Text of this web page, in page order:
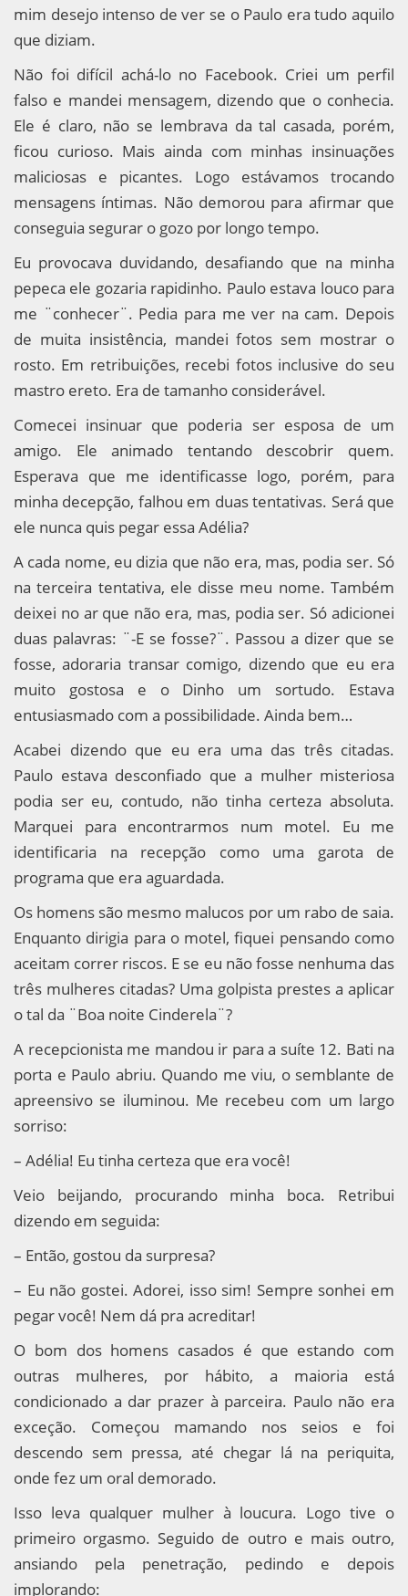
mim desejo intenso de ver se o Paulo era tudo aquilo
que diziam.
Não foi difícil achá-lo no Facebook. Criei um perfil
falso e mandei mensagem, dizendo que o conhecia.
Ele é claro, não se lembrava da tal casada, porém,
ficou curioso. Mais ainda com minhas insinuações
maliciosas e picantes. Logo estávamos trocando
mensagens íntimas. Não demorou para afirmar que
conseguia segurar o gozo por longo tempo.
Eu provocava duvidando, desafiando que na minha
pepeca ele gozaria rapidinho. Paulo estava louco para
me ¨conhecer¨. Pedia para me ver na cam. Depois
de muita insistência, mandei fotos sem mostrar o
rosto. Em retribuições, recebi fotos inclusive do seu
mastro ereto. Era de tamanho considerável.
Comecei insinuar que poderia ser esposa de um
amigo. Ele animado tentando descobrir quem.
Esperava que me identificasse logo, porém, para
minha decepção, falhou em duas tentativas. Será que
ele nunca quis pegar essa Adélia?
A cada nome, eu dizia que não era, mas, podia ser. Só
na terceira tentativa, ele disse meu nome. Também
deixei no ar que não era, mas, podia ser. Só adicionei
duas palavras: ¨-E se fosse?¨. Passou a dizer que se
fosse, adoraria transar comigo, dizendo que eu era
muito gostosa e o Dinho um sortudo. Estava
entusiasmado com a possibilidade. Ainda bem…
Acabei dizendo que eu era uma das três citadas.
Paulo estava desconfiado que a mulher misteriosa
podia ser eu, contudo, não tinha certeza absoluta.
Marquei para encontrarmos num motel. Eu me
identificaria na recepção como uma garota de
programa que era aguardada.
Os homens são mesmo malucos por um rabo de saia.
Enquanto dirigia para o motel, fiquei pensando como
aceitam correr riscos. E se eu não fosse nenhuma das
três mulheres citadas? Uma golpista prestes a aplicar
o tal da ¨Boa noite Cinderela¨?
A recepcionista me mandou ir para a suíte 12. Bati na
porta e Paulo abriu. Quando me viu, o semblante de
apreensivo se iluminou. Me recebeu com um largo
sorriso:
– Adélia! Eu tinha certeza que era você!
Veio beijando, procurando minha boca. Retribui
dizendo em seguida:
– Então, gostou da surpresa?
– Eu não gostei. Adorei, isso sim! Sempre sonhei em
pegar você! Nem dá pra acreditar!
O bom dos homens casados é que estando com
outras mulheres, por hábito, a maioria está
condicionado a dar prazer à parceira. Paulo não era
exceção. Começou mamando nos seios e foi
descendo sem pressa, até chegar lá na periquita,
onde fez um oral demorado.
Isso leva qualquer mulher à loucura. Logo tive o
primeiro orgasmo. Seguido de outro e mais outro,
ansiando pela penetração, pedindo e depois
implorando: